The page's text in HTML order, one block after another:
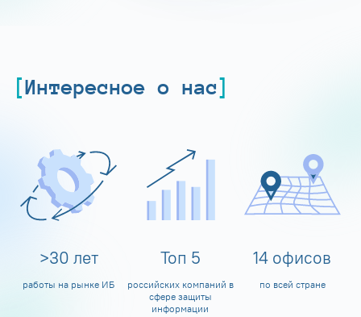
Интересное о нас
>30 лет
работы на рынке ИБ
Топ 5
российских компаний в
сфере защиты
информации
14 офисов
по всей стране